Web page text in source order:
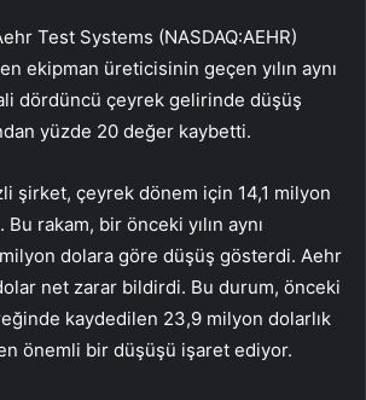
Test Systems (NASDAQ:AEHR)
ekipman üreticisinin geçen yılın aynı
dördüncü çeyrek gelirinde düşüş
yüzde 20 değer kaybetti.
şirket, çeyrek dönem için 14,1 milyon
Bu rakam, bir önceki yılın aynı
dolara göre düşüş gösterdi. Aehr
net zarar bildirdi. Bu durum, önceki
kaydedilen 23,9 milyon dolarlık
önemli bir düşüşü işaret ediyor.